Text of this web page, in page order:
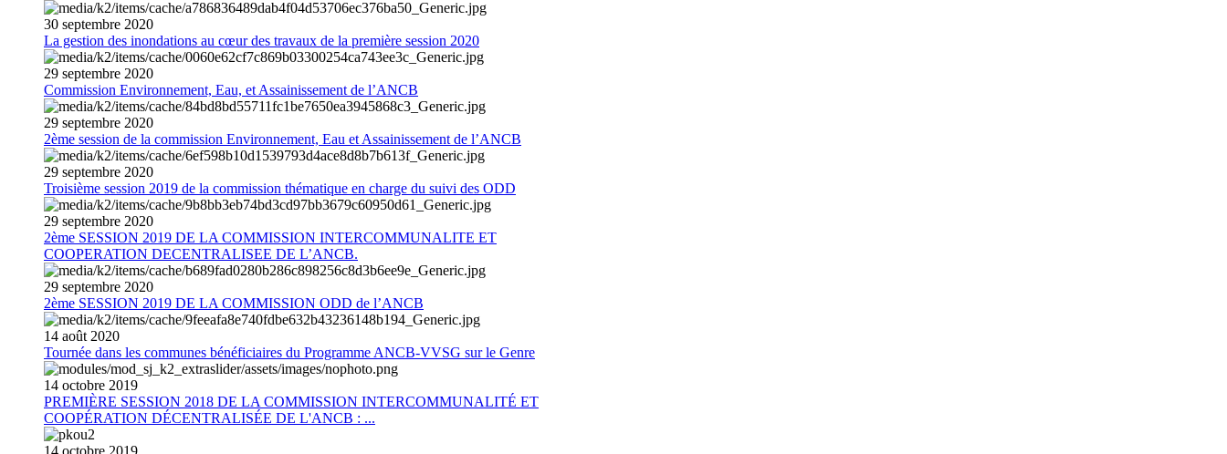
30 septembre 2020
La gestion des inondations au cœur des travaux de la première session 2020
29 septembre 2020
Commission Environnement, Eau, et Assainissement de l’ANCB
29 septembre 2020
2ème session de la commission Environnement, Eau et Assainissement de l’ANCB
29 septembre 2020
Troisième session 2019 de la commission thématique en charge du suivi des ODD
29 septembre 2020
2ème SESSION 2019 DE LA COMMISSION INTERCOMMUNALITE ET
COOPERATION DECENTRALISEE DE L’ANCB.
29 septembre 2020
2ème SESSION 2019 DE LA COMMISSION ODD de l’ANCB
14 août 2020
Tournée dans les communes bénéficiaires du Programme ANCB-VVSG sur le Genre
14 octobre 2019
PREMIÈRE SESSION 2018 DE LA COMMISSION INTERCOMMUNALITÉ ET
COOPÉRATION DÉCENTRALISÉE DE L'ANCB : ...
14 octobre 2019